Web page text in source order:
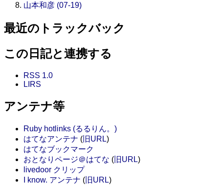
山本和彦 (07-19)
最近のトラックバック
この日記と連携する
RSS 1.0
LIRS
アンテナ等
Ruby hotlinks (るるりん。)
はてなアンテナ ( 旧URL)
はてなブックマーク
おとなりページ＠はてな ( 旧URL)
livedoor クリップ
I know. アンテナ ( 旧URL)